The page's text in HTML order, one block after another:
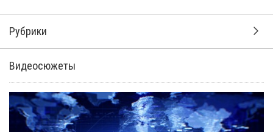
правила приёма в вузы,
направленные на упрощение
процедуры для абитуриентов.
Теперь вузы обязаны публиковать правила приёма